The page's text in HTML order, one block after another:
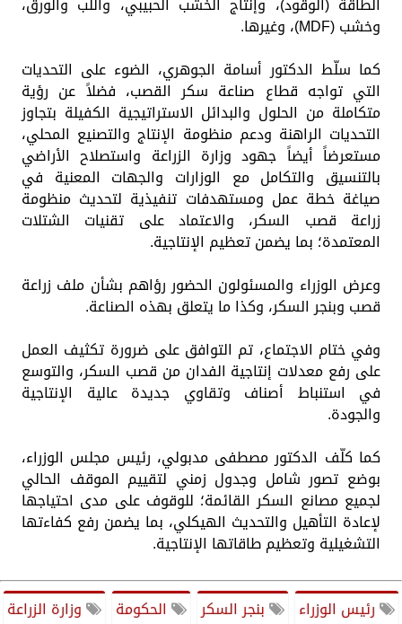
وخشب (MDF)، وغيرها.
كما سلّط الدكتور أسامة الجوهري، الضوء على التحديات
التي تواجه قطاع صناعة سكر القصب، فضلاً عن رؤية
متكاملة من الحلول والبدائل الاستراتيجية الكفيلة بتجاوز
التحديات الراهنة ودعم منظومة الإنتاج والتصنيع المحلي،
مستعرضاً أيضاً جهود وزارة الزراعة واستصلاح الأراضي
بالتنسيق والتكامل مع الوزارات والجهات المعنية في
صياغة خطة عمل ومستهدفات تنفيذية لتحديث منظومة
زراعة قصب السكر، والاعتماد على تقنيات الشتلات
المعتمدة؛ بما يضمن تعظيم الإنتاجية.
وعرض الوزراء والمسئولون الحضور رؤاهم بشأن ملف زراعة
قصب وبنجر السكر، وكذا ما يتعلق بهذه الصناعة.
وفي ختام الاجتماع، تم التوافق على ضرورة تكثيف العمل
على رفع معدلات إنتاجية الفدان من قصب السكر، والتوسع
في استنباط أصناف وتقاوي جديدة عالية الإنتاجية
والجودة.
كما كلّف الدكتور مصطفى مدبولي، رئيس مجلس الوزراء،
بوضع تصور شامل وجدول زمني لتقييم الموقف الحالي
لجميع مصانع السكر القائمة؛ للوقوف على مدى احتياجها
لإعادة التأهيل والتحديث الهيكلي، بما يضمن رفع كفاءتها
التشغيلية وتعظيم طاقاتها الإنتاجية.
رئيس الوزراء بنجر السكر الحكومة وزارة الزراعة